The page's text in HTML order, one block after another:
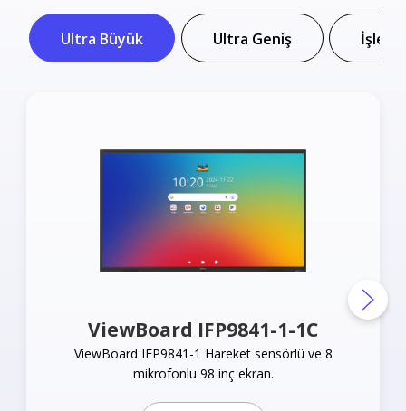
Ultra Büyük Ultra Geniş
ViewBoard IFP9841-1-1C
ViewBoard IFP9841-1 Hareket sensörlü ve 8
mikrofonlu 98 inç ekran.